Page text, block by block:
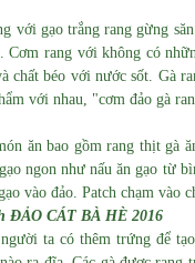
với gạo trắng rang gừng
Cơm rang với không có
chất béo với nước sốt. Gà
với nhau, "cơm đảo gà
ăn bao gồm rang thịt gà
ngon như nấu ăn gạo từ
vào đảo. Patch chạm
ĐẢO CÁT BÀ HÈ 2016
ta có thêm trứng để